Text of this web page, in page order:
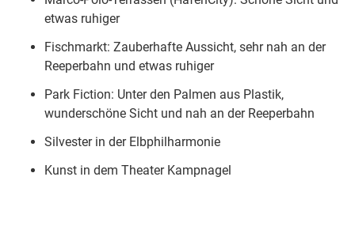
etwas ruhiger
Fischmarkt: Zauberhafte Aussicht, sehr nah an der
Reeperbahn und etwas ruhiger
Park Fiction: Unter den Palmen aus Plastik,
wunderschöne Sicht und nah an der Reeperbahn
Silvester in der Elbphilharmonie
Kunst in dem Theater Kampnagel